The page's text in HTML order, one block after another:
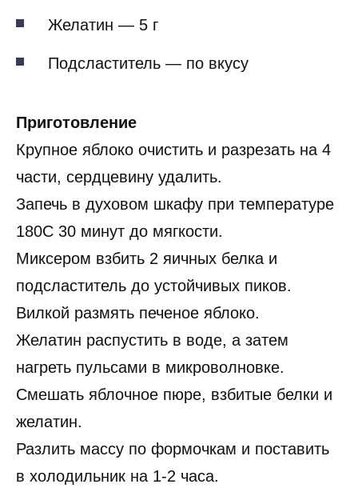
Желатин — 5 г
Подсластитель — по вкусу
Приготовление
Крупное яблоко очистить и разрезать на 4
части, сердцевину удалить.
Запечь в духовом шкафу при температуре
180С 30 минут до мягкости.
Миксером взбить 2 яичных белка и
подсластитель до устойчивых пиков.
Вилкой размять печеное яблоко.
Желатин распустить в воде, а затем
нагреть пульсами в микроволновке.
Смешать яблочное пюре, взбитые белки и
желатин.
Разлить массу по формочкам и поставить
в холодильник на 1-2 часа.